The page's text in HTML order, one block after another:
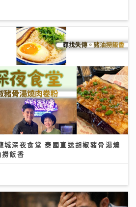
城深夜食堂 泰國直送胡椒豬骨湯燒
飯香